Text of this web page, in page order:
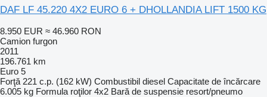
DAF LF 45.220 4X2 EURO 6 + DHOLLANDIA LIFT 1500 KG
8.950 EUR ≈ 46.960 RON
Camion furgon
2011
196.761 km
Euro 5
Forţă 221 c.p. (162 kW) Combustibil diesel Capacitate de încărcare
6.005 kg Formula roţilor 4x2 Bară de suspensie resort/pneumo